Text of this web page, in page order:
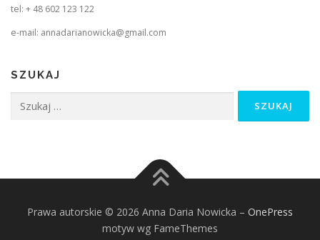
tel: + 48 602 123 122
e-mail: annadarianowicka@gmail.com
SZUKAJ
Prawa autorskie © 2026 Anna Daria Nowicka – OnePress
motyw wg FameThemes